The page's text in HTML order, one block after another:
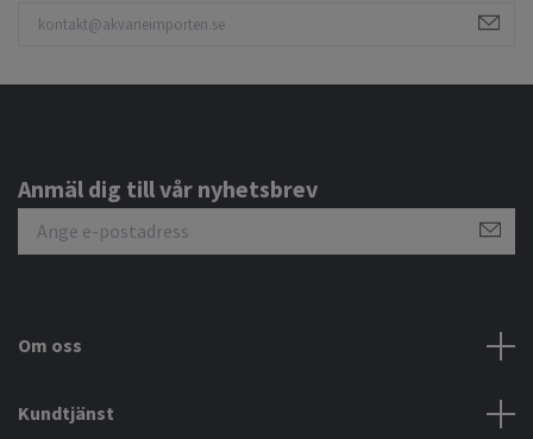
Anmäl dig till vår nyhetsbrev
Om oss
Kundtjänst